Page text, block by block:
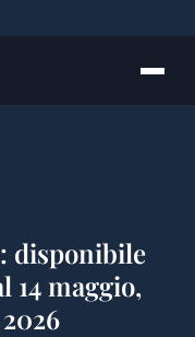
disponibile
maggio,